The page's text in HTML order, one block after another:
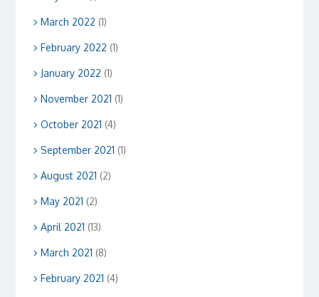
March 2022 (1)
February 2022 (1)
January 2022 (1)
November 2021 (1)
October 2021 (4)
September 2021 (1)
August 2021 (2)
May 2021 (2)
April 2021 (13)
March 2021 (8)
February 2021 (4)